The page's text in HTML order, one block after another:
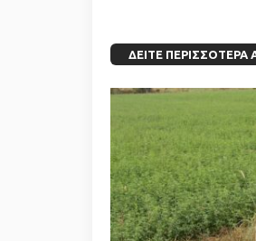
ΔΕΊΤΕ ΠΕΡΙΣΣΌΤΕΡΑ